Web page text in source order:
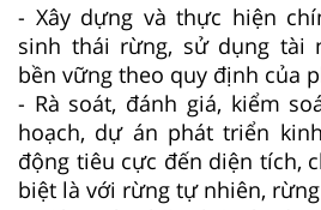
- Xây dựng và thực hiện
sinh thái rừng, sử dụng tài
bền vững theo quy định của
- Rà soát, đánh giá, kiểm
hoạch, dự án phát triển
động tiêu cực đến diện tích,
biệt là với rừng tự nhiên,